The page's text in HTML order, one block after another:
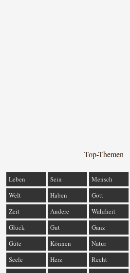
Top-Themen
Leben Sein Mensch
Welt
Haben Gott
Zeit
Andere Wahrheit
Glück
Gut Ganz
Güte
Können Natur
Seele
Herz Recht